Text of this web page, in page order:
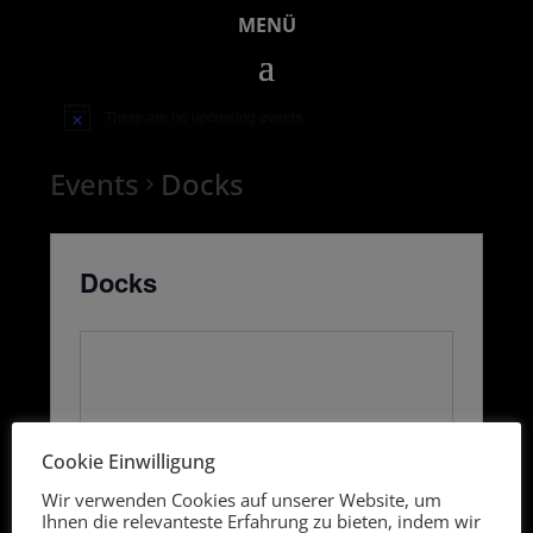
MENÜ
Events Docks
Docks
Cookie Einwilligung
Wir verwenden Cookies auf unserer Website, um
Ihnen die relevanteste Erfahrung zu bieten, indem wir